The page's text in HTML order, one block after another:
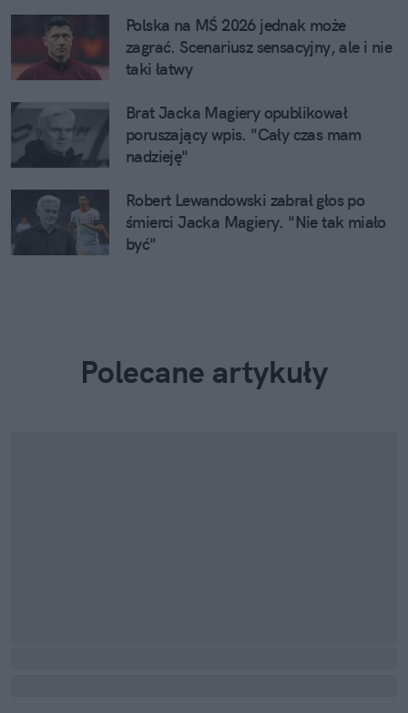
Polska na MŚ 2026 jednak może
zagrać. Scenariusz sensacyjny, ale i nie
taki łatwy
Brat Jacka Magiery opublikował
poruszający wpis. "Cały czas mam
nadzieję"
Robert Lewandowski zabrał głos po
śmierci Jacka Magiery. "Nie tak miało
być"
Polecane artykuły